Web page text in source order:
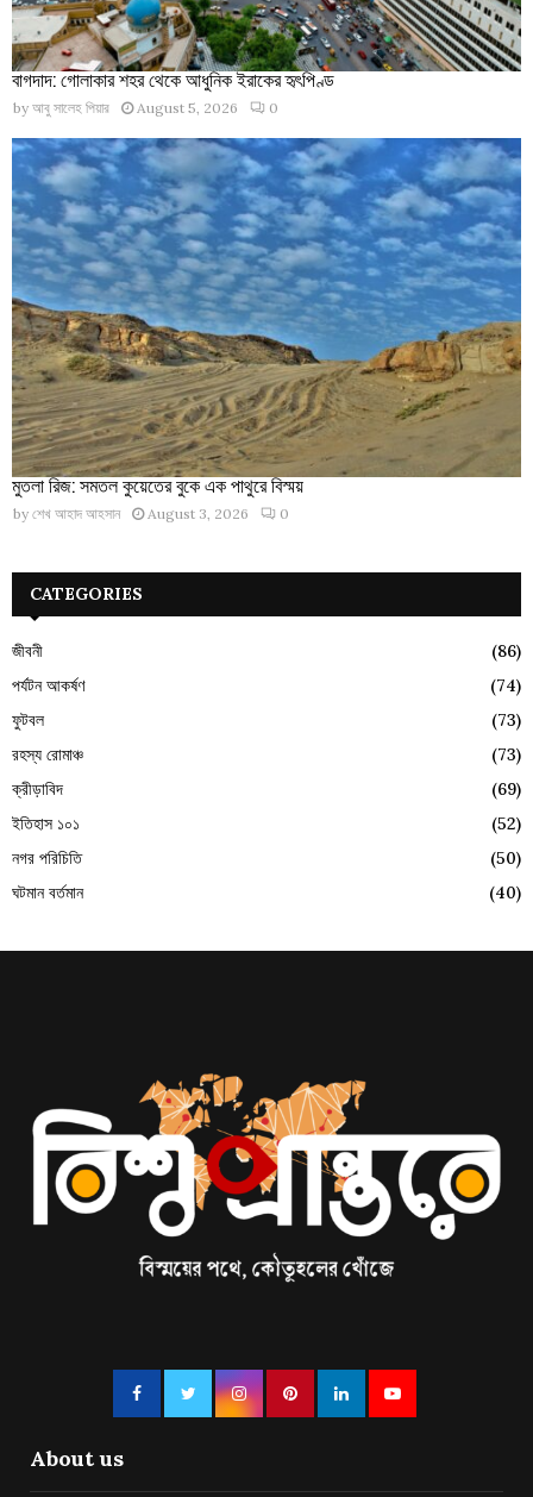
বাগদাদ: গোলাকার শহর থেকে আধুনিক ইরাকের হৃৎপিণ্ড
by আবু সালেহ পিয়ার August 5, 2026 0
মুতলা রিজ: সমতল কুয়েতের বুকে এক পাথুরে বিস্ময়
by শেখ আহাদ আহসান August 3, 2026 0
CATEGORIES
জীবনী
(86)
পর্যটন আকর্ষণ
(74)
ফুটবল
(73)
রহস্য রোমাঞ্চ
(73)
ক্রীড়াবিদ
(69)
ইতিহাস ১০১
(52)
নগর পরিচিতি
(50)
ঘটমান বর্তমান
(40)
About us